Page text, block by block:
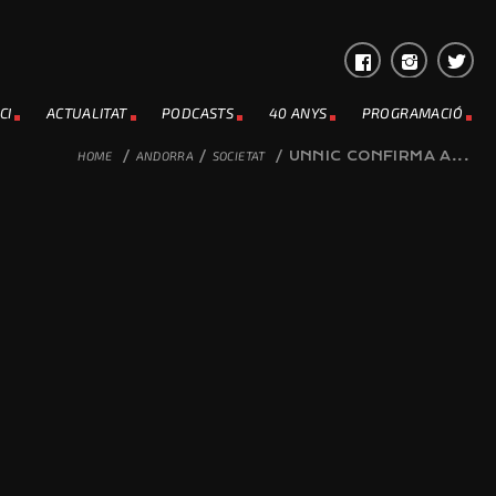
ACTUALITAT PODCASTS 40 ANYS PROGRAMACIÓ
HOME / ANDORRA / SOCIETAT / UNNIC CONFIRMA A...